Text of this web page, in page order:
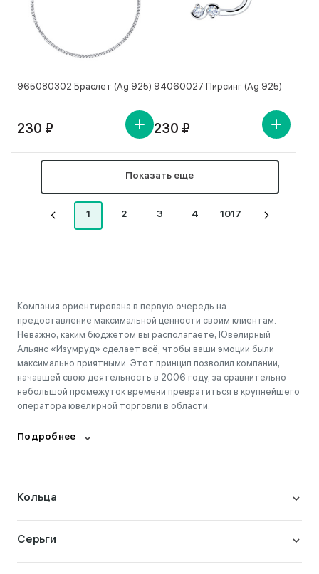
965080302 Браслет (Ag 925)
230 ₽
94060027 Пирсинг (Ag 925)
230 ₽
Показать еще
1 2 3 4 1017
Компания ориентирована в первую очередь на
предоставление максимальной ценности своим клиентам.
Неважно, каким бюджетом вы располагаете, Ювелирный
Альянс «Изумруд» сделает всё, чтобы ваши эмоции были
максимально приятными. Этот принцип позволил компании,
начавшей свою деятельность в 2006 году, за сравнительно
небольшой промежуток времени превратиться в крупнейшего
оператора ювелирной торговли в области.
Подробнее
Кольца
Серьги